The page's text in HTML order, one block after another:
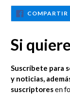
COMPARTIR
Si
Suscríbete para
y noticias,
suscriptoresen